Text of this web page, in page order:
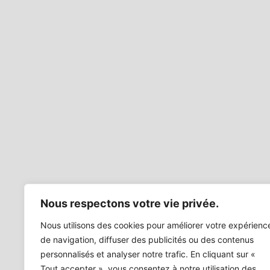
Nous respectons votre vie privée.
Nous utilisons des cookies pour améliorer votre
de navigation, diffuser des publicités ou des contenus
personnalisés et analyser notre trafic. En cliquant sur «